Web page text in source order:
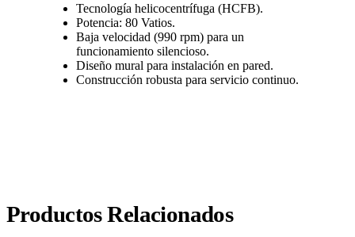
Tecnología helicocentrífuga (HCFB).
Potencia: 80 Vatios.
Baja velocidad (990 rpm) para un
funcionamiento silencioso.
Diseño mural para instalación en pared.
Construcción robusta para servicio continuo.
Productos Relacionados